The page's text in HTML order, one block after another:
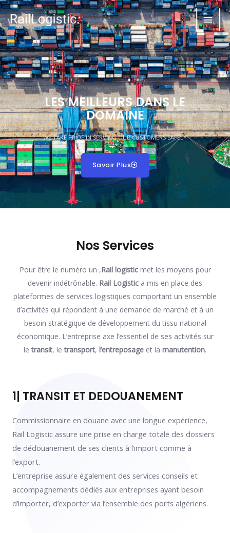
LES MEILLEURS DANS LE
DOMAINE
WE TAKE PRIDE IN SERVING OUR CUSTOMERS SAFELY
Savoir Plus
Nos Services
Pour être le numéro un ,Rail logisticmet les moyens pour
devenir indétrônable. Rail Logistic a mis en place des
plateformes de services logistiques comportant un ensemble
d’activités qui répondent à une demande de marché et à un
besoin stratégique de développement du tissu national
économique. L’entreprise axe l’essentiel de ses activités sur
letransit, letransport, l’entreposage et la manutention.
1| TRANSIT ET DEDOUANEMENT
Commissionnaire en douane avec une longue expérience,
Rail Logistic assure une prise en charge totale des dossiers
de dédouanement de ses clients à l’import comme à
l’export.
L’entreprise assure également des services conseils et
accompagnements dédiés aux entreprises ayant besoin
d’importer, d’exporter via l’ensemble des ports algériens.